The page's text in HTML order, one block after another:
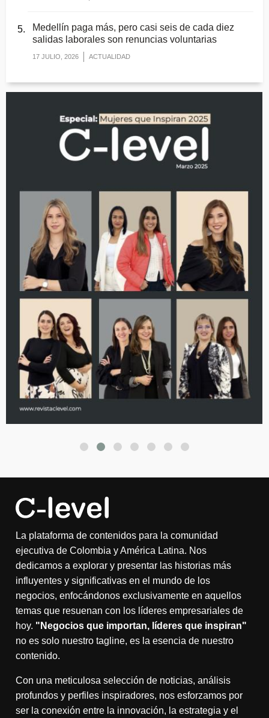
Medellín paga más, pero casi seis de cada diez
salidas laborales son renuncias voluntarias
17 JULIO, 2026 ACTUALIDAD
La plataforma de contenidos para la comunidad
ejecutiva de Colombia y América Latina. Nos
dedicamos a explorar y presentar las historias más
influyentes y significativas en el mundo de los
negocios, enfocándonos exclusivamente en aquellos
temas que resuenan con los líderes empresariales de
hoy. "Negocios que importan, líderes que inspiran"
no es solo nuestro tagline, es la esencia de nuestro
contenido.
Con una meticulosa selección de noticias, análisis
profundos y perfiles inspiradores, nos esforzamos por
ser la conexión entre la innovación, la estrategia y el